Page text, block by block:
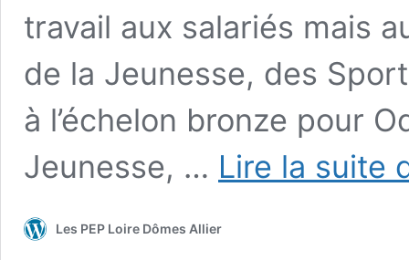
travail aux salariés mais
de la Jeunesse, des
à l’échelon bronze pour
Jeunesse, … Lire la suite
Les PEP Loire Dômes Allier